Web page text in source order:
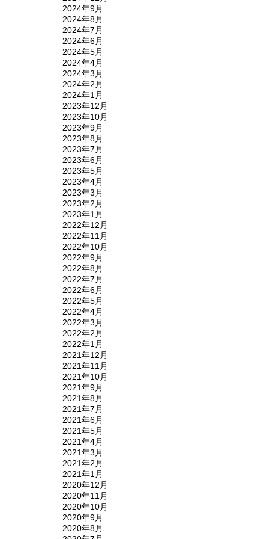
2024年9月
2024年8月
2024年7月
2024年6月
2024年5月
2024年4月
2024年3月
2024年2月
2024年1月
2023年12月
2023年10月
2023年9月
2023年8月
2023年7月
2023年6月
2023年5月
2023年4月
2023年3月
2023年2月
2023年1月
2022年12月
2022年11月
2022年10月
2022年9月
2022年8月
2022年7月
2022年6月
2022年5月
2022年4月
2022年3月
2022年2月
2022年1月
2021年12月
2021年11月
2021年10月
2021年9月
2021年8月
2021年7月
2021年6月
2021年5月
2021年4月
2021年3月
2021年2月
2021年1月
2020年12月
2020年11月
2020年10月
2020年9月
2020年8月